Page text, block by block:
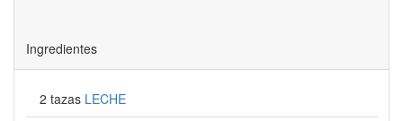
Ingredientes
2 tazas LECHE